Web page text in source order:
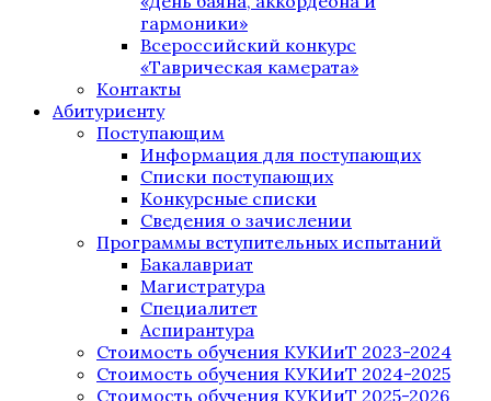
гармоники»
Всероссийский конкурс
«Таврическая камерата»
Контакты
Абитуриенту
Поступающим
Информация для поступающих
Списки поступающих
Конкурсные списки
Сведения о зачислении
Программы вступительных испытаний
Бакалавриат
Магистратура
Специалитет
Аспирантура
Стоимость обучения КУКИиТ 2023-2024
Стоимость обучения КУКИиТ 2024-2025
Стоимость обучения КУКИиТ 2025-2026